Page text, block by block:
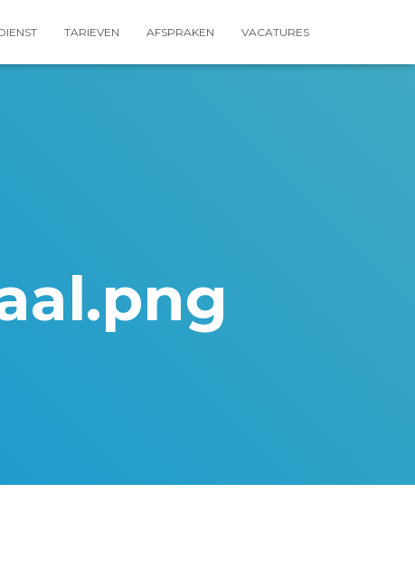
TARIEVEN AFSPRAKEN VACATURES